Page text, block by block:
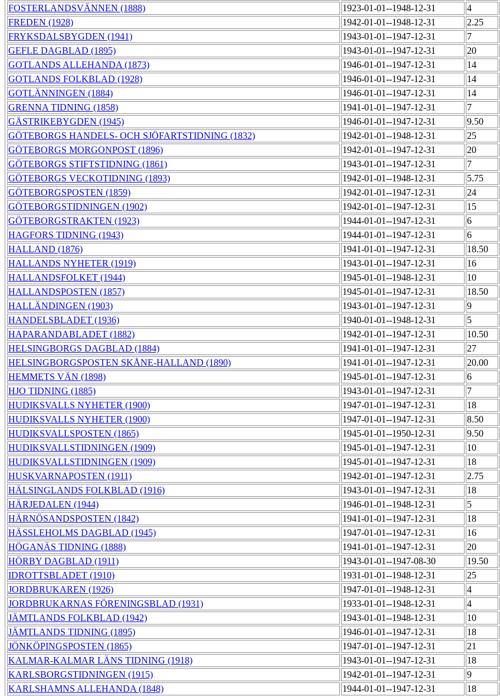
FOSTERLANDSVÄNNEN (1888) 1923-01-01--1948-12-31 4
FREDEN (1928) 1942-01-01--1948-12-31 2.25
FRYKSDALSBYGDEN (1941) 1943-01-01--1947-12-31 7
GEFLE DAGBLAD (1895) 1943-01-01--1947-12-31 20
GOTLANDS ALLEHANDA (1873) 1946-01-01--1947-12-31 14
GOTLANDS FOLKBLAD (1928) 1946-01-01--1947-12-31 14
GOTLÄNNINGEN (1884) 1946-01-01--1947-12-31 14
GRENNA TIDNING (1858) 1941-01-01--1947-12-31 7
GÄSTRIKEBYGDEN (1945) 1946-01-01--1947-12-31 9.50
GÖTEBORGS HANDELS- OCH SJÖFARTSTIDNING (1832) 1942-01-01--1948-12-31 25
GÖTEBORGS MORGONPOST (1896) 1942-01-01--1947-12-31 20
GÖTEBORGS STIFTSTIDNING (1861) 1943-01-01--1947-12-31 7
GÖTEBORGS VECKOTIDNING (1893) 1942-01-01--1948-12-31 5.75
GÖTEBORGSPOSTEN (1859) 1942-01-01--1947-12-31 24
GÖTEBORGSTIDNINGEN (1902) 1942-01-01--1947-12-31 15
GÖTEBORGSTRAKTEN (1923) 1944-01-01--1947-12-31 6
HAGFORS TIDNING (1943) 1944-01-01--1947-12-31 6
HALLAND (1876) 1941-01-01--1947-12-31 18.50
HALLANDS NYHETER (1919) 1943-01-01--1947-12-31 16
HALLANDSFOLKET (1944) 1945-01-01--1948-12-31 10
HALLANDSPOSTEN (1857) 1945-01-01--1947-12-31 18.50
HALLÄNDINGEN (1903) 1943-01-01--1947-12-31 9
HANDELSBLADET (1936) 1940-01-01--1948-12-31 5
HAPARANDABLADET (1882) 1942-01-01--1947-12-31 10.50
HELSINGBORGS DAGBLAD (1884) 1941-01-01--1947-12-31 27
HELSINGBORGSPOSTEN SKÅNE-HALLAND (1890) 1941-01-01--1947-12-31 20.00
HEMMETS VÄN (1898) 1945-01-01--1947-12-31 6
HJO TIDNING (1885) 1943-01-01--1947-12-31 7
HUDIKSVALLS NYHETER (1900) 1947-01-01--1947-12-31 18
HUDIKSVALLS NYHETER (1900) 1947-01-01--1947-12-31 8.50
HUDIKSVALLSPOSTEN (1865) 1945-01-01--1950-12-31 9.50
HUDIKSVALLSTIDNINGEN (1909) 1945-01-01--1947-12-31 10
HUDIKSVALLSTIDNINGEN (1909) 1945-01-01--1947-12-31 18
HUSKVARNAPOSTEN (1911) 1942-01-01--1947-12-31 2.75
HÄLSINGLANDS FOLKBLAD (1916) 1943-01-01--1947-12-31 18
HÄRJEDALEN (1944) 1946-01-01--1948-12-31 5
HÄRNÖSANDSPOSTEN (1842) 1941-01-01--1947-12-31 18
HÄSSLEHOLMS DAGBLAD (1945) 1947-01-01--1947-12-31 16
HÖGANÄS TIDNING (1888) 1941-01-01--1947-12-31 20
HÖRBY DAGBLAD (1911) 1943-01-01--1947-08-30 19.50
IDROTTSBLADET (1910) 1931-01-01--1948-12-31 25
JORDBRUKAREN (1926) 1947-01-01--1948-12-31 4
JORDBRUKARNAS FÖRENINGSBLAD (1931) 1933-01-01--1948-12-31 4
JÄMTLANDS FOLKBLAD (1942) 1943-01-01--1948-12-31 10
JÄMTLANDS TIDNING (1895) 1946-01-01--1947-12-31 18
JÖNKÖPINGSPOSTEN (1865) 1947-01-01--1947-12-31 21
KALMAR-KALMAR LÄNS TIDNING (1918) 1943-01-01--1947-12-31 18
KARLSBORGSTIDNINGEN (1915) 1942-01-01--1947-12-31 9
KARLSHAMNS ALLEHANDA (1848) 1944-01-01--1947-12-31 18